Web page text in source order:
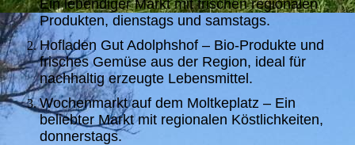
Ein lebendiger Markt mit frischen regionalen
Produkten, dienstags und samstags.
Hofladen Gut Adolphshof – Bio-Produkte und
frisches Gemüse aus der Region, ideal für
nachhaltig erzeugte Lebensmittel.
Wochenmarkt auf dem Moltkeplatz – Ein
beliebter Markt mit regionalen Köstlichkeiten,
donnerstags.